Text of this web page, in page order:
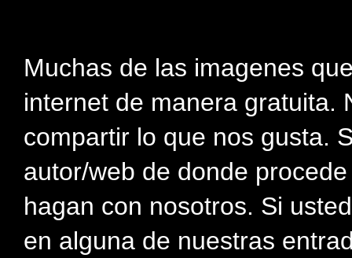
Muchas de las imagenes
internet de manera gratuita.
compartir lo que nos gusta.
autor/web de donde
hagan con nosotros. Si
en alguna de nuestras